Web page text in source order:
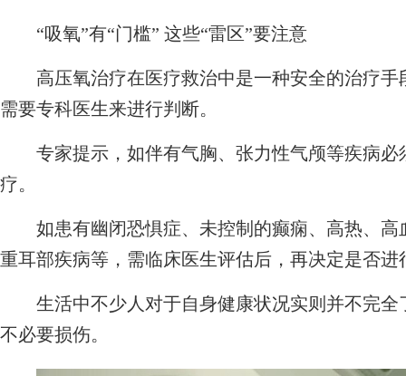
“吸氧”有“门槛” 这些“雷区”要注意
高压氧治疗在医疗救治中是一种安全的治疗手
需要专科医生来进行判断。
专家提示，如伴有气胸、张力性气颅等疾病必
疗。
如患有幽闭恐惧症、未控制的癫痫、高热、高
重耳部疾病等，需临床医生评估后，再决定是否进
生活中不少人对于自身健康状况实则并不完全
不必要损伤。